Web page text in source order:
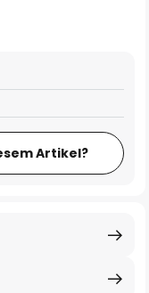
Artikel?